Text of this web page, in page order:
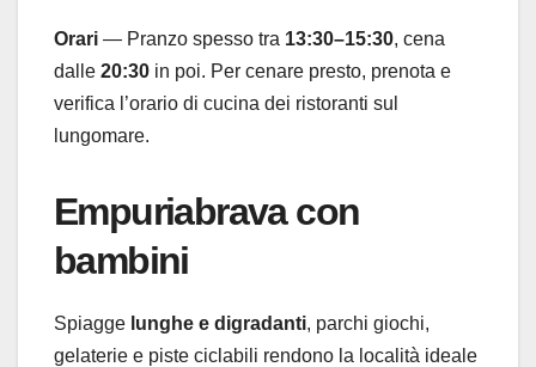
Orari — Pranzo spesso tra 13:30–15:30, cena
dalle 20:30 in poi. Per cenare presto, prenota e
verifica l’orario di cucina dei ristoranti sul
lungomare.
Empuriabrava con
bambini
Spiagge lunghe e digradanti, parchi giochi,
gelaterie e piste ciclabili rendono la località ideale